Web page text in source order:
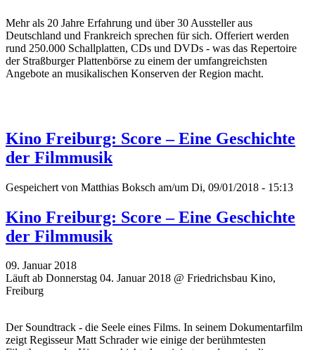
Mehr als 20 Jahre Erfahrung und über 30 Aussteller aus
Deutschland und Frankreich sprechen für sich. Offeriert werden
rund 250.000 Schallplatten, CDs und DVDs - was das Repertoire
der Straßburger Plattenbörse zu einem der umfangreichsten
Angebote an musikalischen Konserven der Region macht.
Kino Freiburg: Score – Eine Geschichte
der Filmmusik
Gespeichert von Matthias Boksch am/um Di, 09/01/2018 - 15:13
Kino Freiburg: Score – Eine Geschichte
der Filmmusik
09. Januar 2018
Läuft ab Donnerstag 04. Januar 2018 @ Friedrichsbau Kino,
Freiburg
Der Soundtrack - die Seele eines Films. In seinem Dokumentarfilm
zeigt Regisseur Matt Schrader wie einige der berühmtesten